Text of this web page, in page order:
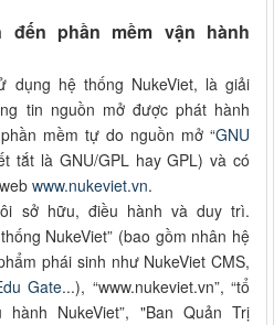
phần mềm vận hành
dụng hệ thống NukeViet, là giải
tin nguồn mở được phát hành
mềm tự do nguồn mở “GNU
tắt là GNU/GPL hay GPL) và có
www.nukeviet.vn.
sở hữu, điều hành và duy trì.
NukeViet” (bao gồm nhân hệ
phái sinh như NukeViet CMS,
Gate...), “www.nukeviet.vn”, “tổ
hành NukeViet”, "Ban Quản Trị